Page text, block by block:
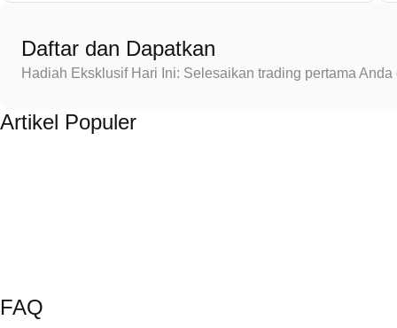
Daftar dan Dapatkan
Hadiah Eksklusif Hari Ini: Selesaikan trading pertama
Artikel Populer
FAQ